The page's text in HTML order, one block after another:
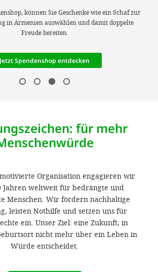
können Sie Geschenke wie ein Schaf zur
in Armenien auswählen und damit doppelte
Freude bereiten.
Jetzt Spendenshop entdecken
für mehr
Organisation engagieren wir
Jahren weltweit für bedrängte und
Menschen. Wir fördern nachhaltige
leisten Nothilfe und setzen uns für
ein. Unser Ziel: eine Zukunft, in
nicht mehr über ein Leben in
Würde entscheidet.
Sie
'Cookie-